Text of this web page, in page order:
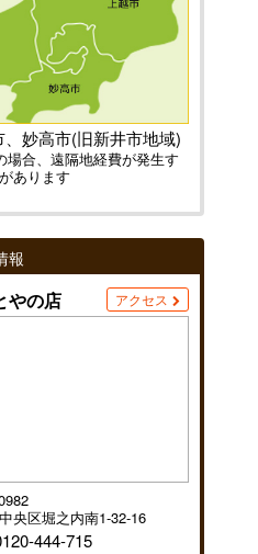
、妙高市(旧新井市地域)
場合、遠隔地経費が発生す
あります
報
やの店 アクセス
央区堀之内南1-32-16
444-715